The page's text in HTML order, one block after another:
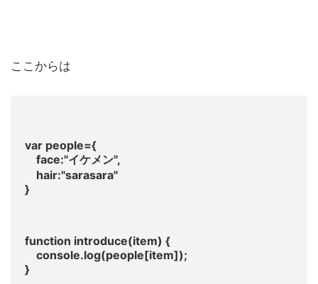
ここからは
var people={
face:"イケメン",
hair:"sarasara"
}
function introduce(item) {
console.log(people[item]);
}